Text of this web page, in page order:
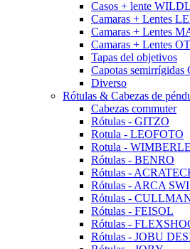
Casos + lente
Camaras + Lentes
Camaras + Lentes
Camaras + Lentes
Tapas del objetivos
Capotas
Diverso
Rótulas & Cabezas de
Cabezas commuter
Rótulas - GITZO
Rotula - LEOFOTO
Rotula -
Rótulas - BENRO
Rótulas -
Rótulas - ARCA
Rótulas -
Rótulas - FEISOL
Rótulas -
Rótulas - JOBU